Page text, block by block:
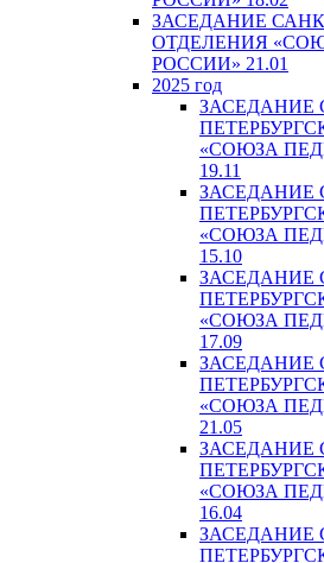
ЗАСЕДАНИЕ
ОТДЕЛЕНИЯ
РОССИИ» 21.01
2025 год
ЗАСЕДАНИЕ
«СОЮЗА
19.11
ЗАСЕДАНИЕ
«СОЮЗА
15.10
ЗАСЕДАНИЕ
«СОЮЗА
17.09
ЗАСЕДАНИЕ
«СОЮЗА
21.05
ЗАСЕДАНИЕ
«СОЮЗА
16.04
ЗАСЕДАНИЕ